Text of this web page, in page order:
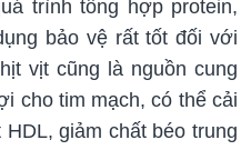
trình tổng hợp protein,
bảo vệ rất tốt đối với
vịt cũng là nguồn cung
cho tim mạch, có thể cải
giảm chất béo trung